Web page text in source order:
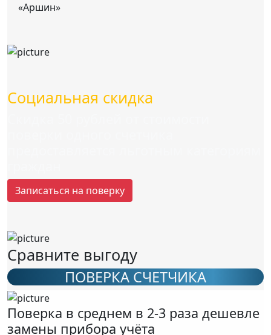
«Аршин»
Cоциальная скидка
Записаться на поверку
Сравните выгоду
ПОВЕРКА СЧЕТЧИКА
Поверка в среднем в 2-3 раза дешевле
замены прибора учёта